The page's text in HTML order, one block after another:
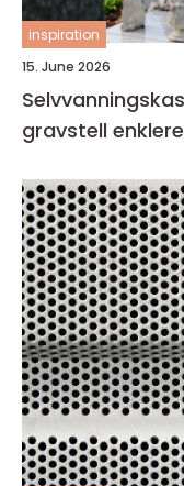
inspiration
15. June 2026
gravstell enklere